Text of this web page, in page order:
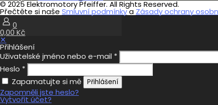
© 2025 Elektromotory Pfeiffer. All Rights Reserved.
Přečtěte si naše Smluvní podmínkya Zásady ochrany
0
0,00 Kč
✕
Přihlášení
Uživatelské jméno nebo e-mail *
Heslo *
Zapamatujte si mě
Přihlášení
Zapomněli jste heslo?
Vytvořit účet?